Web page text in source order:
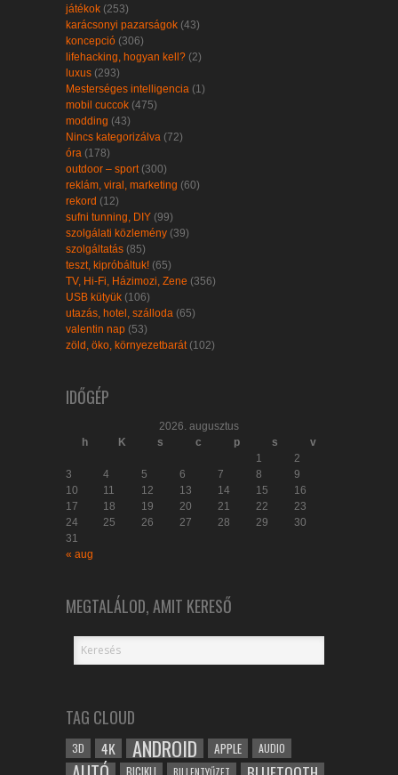
játékok (253)
karácsonyi pazarságok (43)
koncepció (306)
lifehacking, hogyan kell? (2)
luxus (293)
Mesterséges intelligencia (1)
mobil cuccok (475)
modding (43)
Nincs kategorizálva (72)
óra (178)
outdoor – sport (300)
reklám, viral, marketing (60)
rekord (12)
sufni tunning, DIY (99)
szolgálati közlemény (39)
szolgáltatás (85)
teszt, kipróbáltuk! (65)
TV, Hi-Fi, Házimozi, Zene (356)
USB kütyük (106)
utazás, hotel, szálloda (65)
valentin nap (53)
zöld, öko, környezetbarát (102)
IDŐGÉP
2026. augusztus
h
K s c p s
v
1
2
3
4 5 6 7 8
9
10
11 12 13 14 15
16
17
18 19 20 21 22
23
24
25 26 27 28 29
30
31
« aug
MEGTALÁLOD, AMIT KERESŐ
TAG CLOUD
3D 4K ANDROID APPLE AUDIO
BICIKLI BILLENTYŰZET